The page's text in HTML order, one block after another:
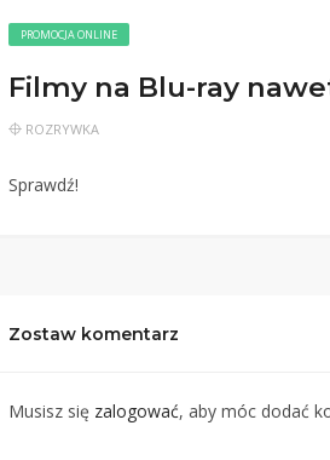
PROMOCJA ONLINE
Filmy na Blu-ray
ROZRYWKA
Sprawdź!
Zostaw komentarz
Musisz się zalogować, aby móc dodać